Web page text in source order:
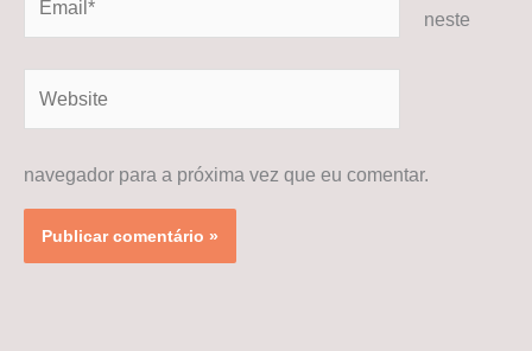
neste
navegador para a próxima vez que eu comentar.